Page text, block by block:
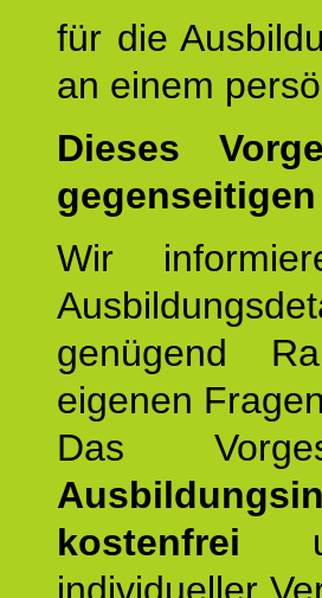
für die
an einem
Dieses
Wir
genügend
eigenen
Das
kostenfrei